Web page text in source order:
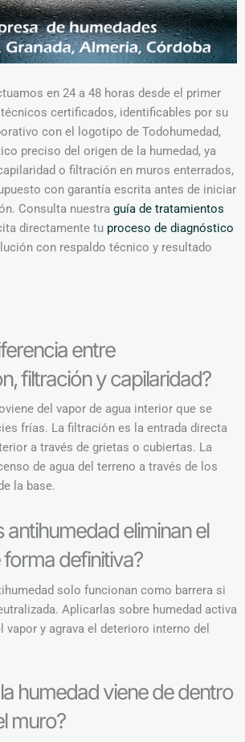
en 24 a 48 horas desde el primer
certificados, identificables por su
con el logotipo de Todohumedad,
preciso del origen de la humedad, ya
o filtración en muros enterrados,
con garantía escrita antes de iniciar
Consulta nuestra guía de tratamientos
directamente tu proceso de diagnóstico
con respaldo técnico y resultado
entre
filtración y capilaridad?
del vapor de agua interior que se
frías. La filtración es la entrada directa
a través de grietas o cubiertas. La
de agua del terreno a través de los
la base.
antihumedad eliminan el
definitiva?
solo funcionan como barrera si
Aplicarlas sobre humedad activa
vapor y agrava el deterioro interno del
humedad viene de dentro
muro?